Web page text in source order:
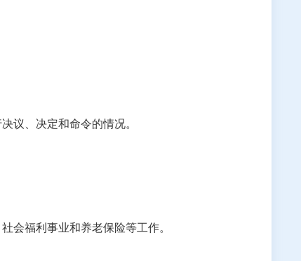
议、决定和命令的情况。
会福利事业和养老保险等工作。